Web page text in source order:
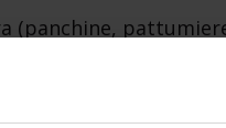
per uso